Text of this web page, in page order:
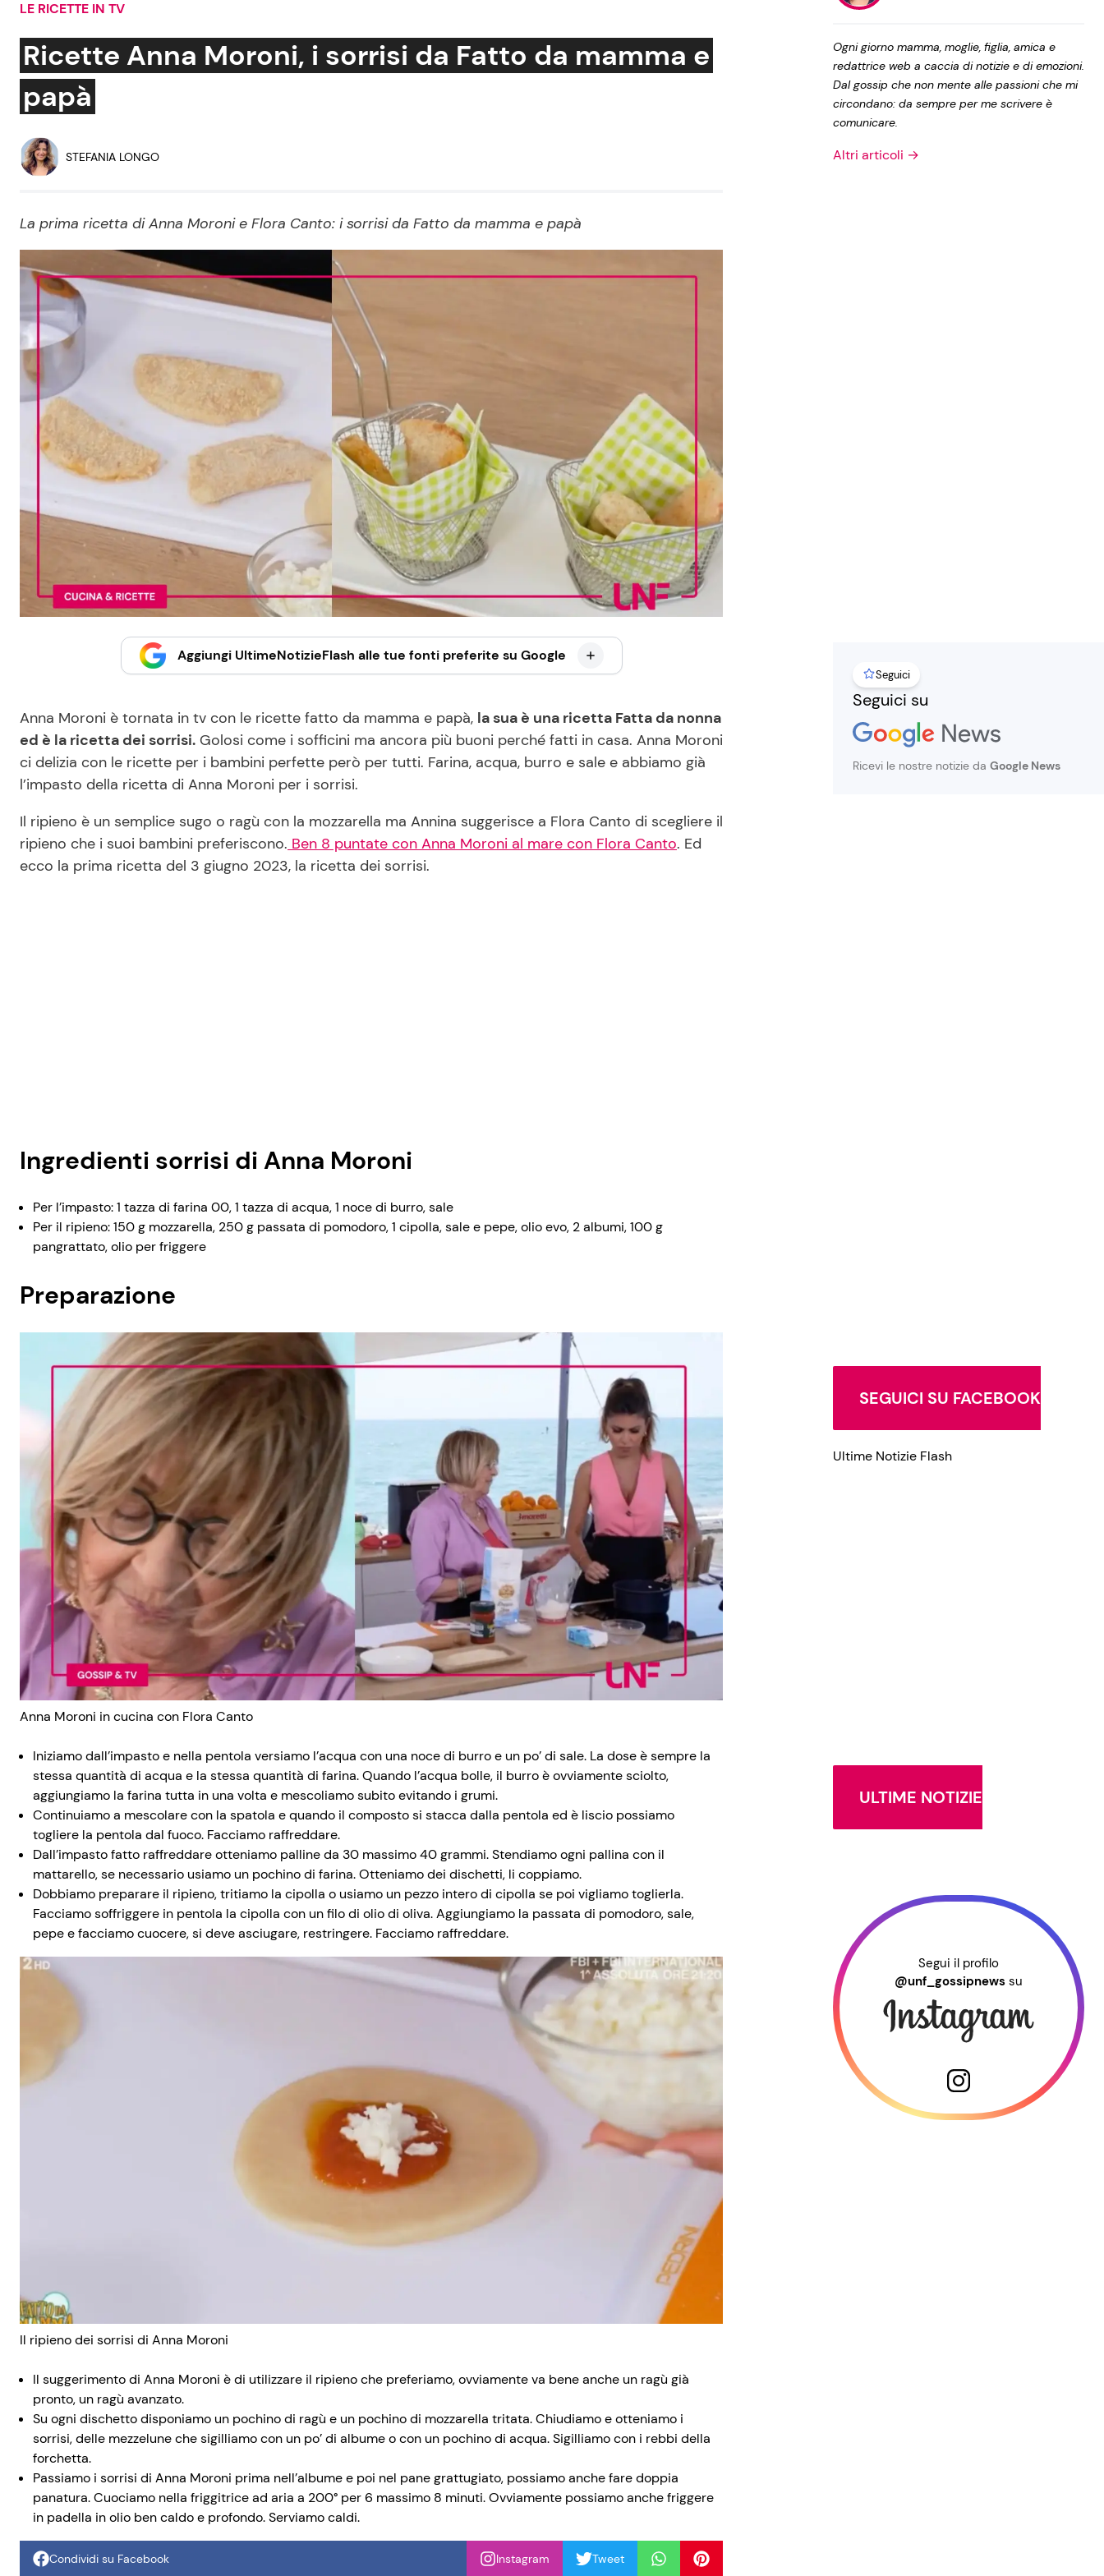
Social News
News dal mondo
Mondo Mamma
Salute
Viaggi e Turismo
Le Ricette in TV
Ricette Facili e Veloci
Privacy Policy
LE RICETTE IN TV
Ricette Anna Moroni, i sorrisi da Fatto da mamma e
papà
STEFANIA LONGO
La prima ricetta di Anna Moroni e Flora Canto: i sorrisi da Fatto da mamma e papà
Aggiungi UltimeNotizieFlash alle tue fonti preferite su Google
Anna Moroni è tornata in tv con le ricette fatto da mamma e papà, la sua è una ricetta Fatta da nonna
ed è la ricetta dei sorrisi. Golosi come i sofficini ma ancora più buoni perché fatti in casa. Anna Moroni
ci delizia con le ricette per i bambini perfette però per tutti. Farina, acqua, burro e sale e abbiamo già
l’impasto della ricetta di Anna Moroni per i sorrisi.
Il ripieno è un semplice sugo o ragù con la mozzarella ma Annina suggerisce a Flora Canto di scegliere il
ripieno che i suoi bambini preferiscono. Ben 8 puntate con Anna Moroni al mare con Flora Canto. Ed
ecco la prima ricetta del 3 giugno 2023, la ricetta dei sorrisi.
Ingredienti sorrisi di Anna Moroni
Per l’impasto: 1 tazza di farina 00, 1 tazza di acqua, 1 noce di burro, sale
Per il ripieno: 150 g mozzarella, 250 g passata di pomodoro, 1 cipolla, sale e pepe, olio evo, 2 albumi, 100 g
pangrattato, olio per friggere
Preparazione
Anna Moroni in cucina con Flora Canto
Iniziamo dall’impasto e nella pentola versiamo l’acqua con una noce di burro e un po’ di sale. La dose è sempre la
stessa quantità di acqua e la stessa quantità di farina. Quando l’acqua bolle, il burro è ovviamente sciolto,
aggiungiamo la farina tutta in una volta e mescoliamo subito evitando i grumi.
Continuiamo a mescolare con la spatola e quando il composto si stacca dalla pentola ed è liscio possiamo
togliere la pentola dal fuoco. Facciamo raffreddare.
Dall’impasto fatto raffreddare otteniamo palline da 30 massimo 40 grammi. Stendiamo ogni pallina con il
mattarello, se necessario usiamo un pochino di farina. Otteniamo dei dischetti, li coppiamo.
Dobbiamo preparare il ripieno, tritiamo la cipolla o usiamo un pezzo intero di cipolla se poi vigliamo toglierla.
Facciamo soffriggere in pentola la cipolla con un filo di olio di oliva. Aggiungiamo la passata di pomodoro, sale,
pepe e facciamo cuocere, si deve asciugare, restringere. Facciamo raffreddare.
Il ripieno dei sorrisi di Anna Moroni
Il suggerimento di Anna Moroni è di utilizzare il ripieno che preferiamo, ovviamente va bene anche un ragù già
pronto, un ragù avanzato.
Su ogni dischetto disponiamo un pochino di ragù e un pochino di mozzarella tritata. Chiudiamo e otteniamo i
sorrisi, delle mezzelune che sigilliamo con un po’ di albume o con un pochino di acqua. Sigilliamo con i rebbi della
forchetta.
Passiamo i sorrisi di Anna Moroni prima nell’albume e poi nel pane grattugiato, possiamo anche fare doppia
panatura. Cuociamo nella friggitrice ad aria a 200° per 6 massimo 8 minuti. Ovviamente possiamo anche friggere
in padella in olio ben caldo e profondo. Serviamo caldi.
Condividi su Facebook Instagram Tweet
Ogni giorno mamma, moglie, figlia, amica e
redattrice web a caccia di notizie e di emozioni.
Dal gossip che non mente alle passioni che mi
circondano: da sempre per me scrivere è
comunicare.
Altri articoli →
Seguici
Seguici su
Ricevi le nostre notizie da Google News
SEGUICI SU FACEBOOK
Ultime Notizie Flash
ULTIME NOTIZIE
Segui il profilo
@unf_gossipnews su